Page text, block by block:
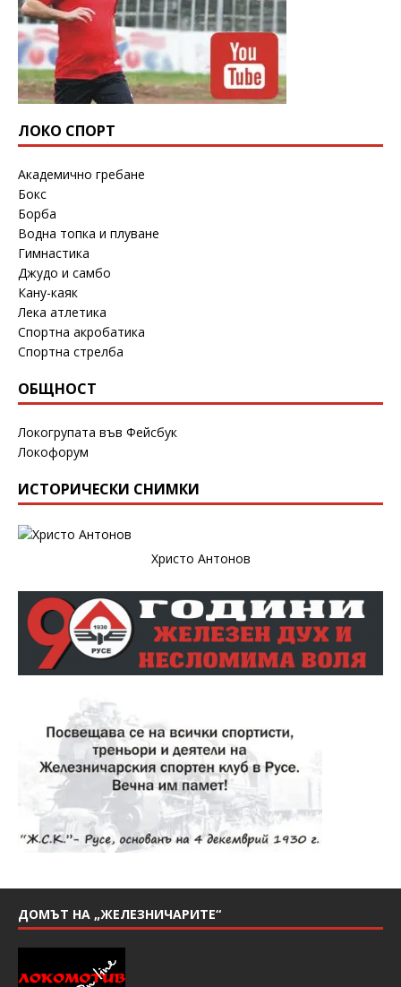
ЛОКО СПОРТ
Академично гребане
Бокс
Борба
Водна топка и плуване
Гимнастика
Джудо и самбо
Кану-каяк
Лека атлетика
Спортна акробатика
Спортна стрелба
ОБЩНОСТ
Локогрупата във Фейсбук
Локофорум
ИСТОРИЧЕСКИ СНИМКИ
Христо Антонов
ДОМЪТ НА „ЖЕЛЕЗНИЧАРИТЕ“